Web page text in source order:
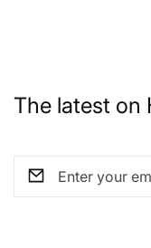
The latest on